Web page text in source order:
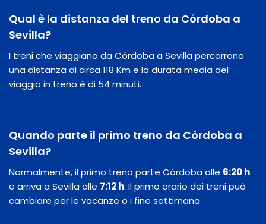
Qual è la distanza del treno da Córdoba a
Sevilla?
I treni che viaggiano da Córdoba a Sevilla percorrono
una distanza di circa 118 Km e la durata media del
viaggio in treno è di 54 minuti.
Quando parte il primo treno da Córdoba a
Sevilla?
Normalmente, il primo treno parte Córdoba alle 6:20 h
e arriva a Sevilla alle 7:12 h. Il primo orario dei treni può
cambiare per le vacanze o i fine settimana.